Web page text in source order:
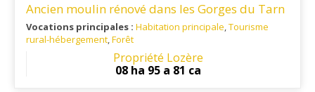
Ancien moulin rénové dans les Gorges du Tarn
Vocations principales : Habitation principale,Tourisme
rural-hébergement,Forêt
Propriété Lozère
08 ha 95 a 81 ca